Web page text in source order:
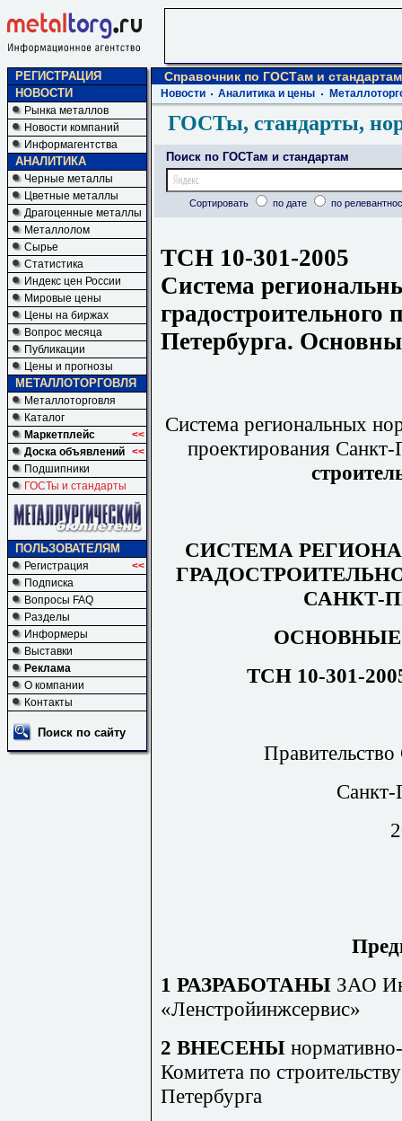
РЕГИСТРАЦИЯ
НОВОСТИ
Рынка металлов
Новости компаний
Информагентства
АНАЛИТИКА
Черные металлы
Цветные металлы
Драгоценные металлы
Металлолом
Сырье
Статистика
Индекс цен России
Мировые цены
Цены на биржах
Вопрос месяца
Публикации
Цены и прогнозы
МЕТАЛЛОТОРГОВЛЯ
Металлоторговля
Каталог
Маркетплейс
<<
Доска объявлений <<
Подшипники
ГОСТы и стандарты
ПОЛЬЗОВАТЕЛЯМ
Регистрация
<<
Подписка
Вопросы FAQ
Разделы
Информеры
Выставки
Реклама
О компании
Контакты
Поиск по сайту
Справочник по ГОСТам и стандартам
Новости Аналитика и цены
ГОСТы, стандарты,
Поиск по ГОСТам и стандартам
Сортировать по дате по
ТСН 10-301-2005
Система
Петербурга.
Система региональных
проектирования Санкт-
СИСТЕМА
САНКТ-
ТСН 10-301-
Санкт-
1 РАЗРАБОТАНЫ ЗАО
«Ленстройинжсервис»
2 ВНЕСЕНЫ
Комитета по
Петербурга